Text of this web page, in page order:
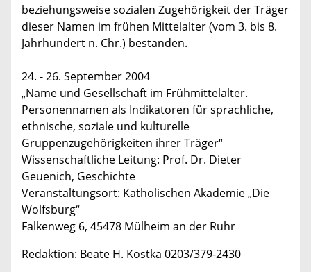
beziehungsweise sozialen Zugehörigkeit der Träger
dieser Namen im frühen Mittelalter (vom 3. bis 8.
Jahrhundert n. Chr.) bestanden.
24. - 26. September 2004
„Name und Gesellschaft im Frühmittelalter.
Personennamen als Indikatoren für sprachliche,
ethnische, soziale und kulturelle
Gruppenzugehörigkeiten ihrer Träger“
Wissenschaftliche Leitung: Prof. Dr. Dieter
Geuenich, Geschichte
Veranstaltungsort: Katholischen Akademie „Die
Wolfsburg“
Falkenweg 6, 45478 Mülheim an der Ruhr
Redaktion: Beate H. Kostka 0203/379-2430